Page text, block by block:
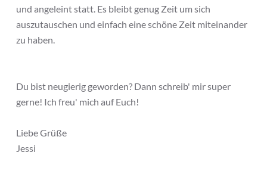
und angeleint statt. Es bleibt genug Zeit um sich
auszutauschen und einfach eine schöne Zeit miteinander
zu haben.
Du bist neugierig geworden? Dann schreib' mir super
gerne! Ich freu' mich auf Euch!
Liebe Grüße
Jessi